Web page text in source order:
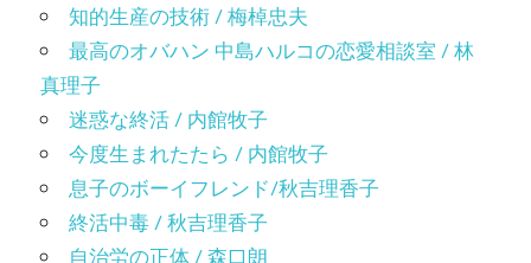
知的生産の技術 / 梅棹忠夫
最高のオバハン 中島ハルコの恋愛相談室 / 林
真理子
迷惑な終活 / 内館牧子
今度生まれたたら / 内館牧子
息子のボーイフレンド/秋吉理香子
終活中毒 / 秋吉理香子